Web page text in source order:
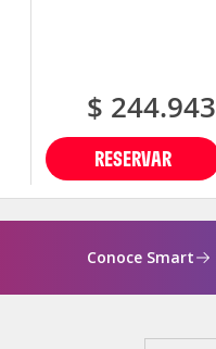
RESERVAR
$ 244.943
Conoce Smart